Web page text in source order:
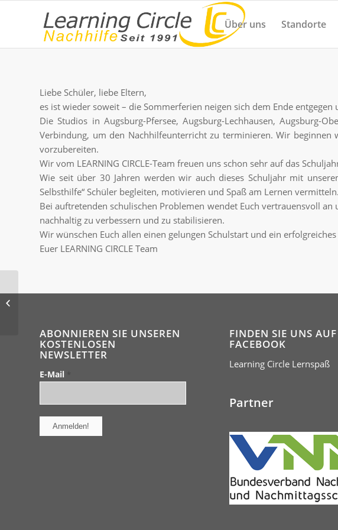
Über uns Standorte
Liebe Schüler, liebe Eltern,
es ist wieder soweit – die Sommerferien neigen sich dem Ende
Die Studios in Augsburg-Pfersee, Augsburg-Lechhausen, Augsburg-
Verbindung, um den Nachhilfeunterricht zu terminieren. Wir
vorzubereiten.
Wir vom LEARNING CIRCLE-Team freuen uns schon sehr auf das
Wie seit über 30 Jahren werden wir auch dieses Schuljahr mit
Selbsthilfe“ Schüler begleiten, motivieren und Spaß am Lernen vermitteln.
Bei auftretenden schulischen Problemen wendet Euch vertrauensvoll
nachhaltig zu verbessern und zu stabilisieren.
Wir wünschen Euch allen einen gelungen Schulstart und ein
Euer LEARNING CIRCLE Team
ABONNIEREN SIE UNSEREN
KOSTENLOSEN
NEWSLETTER
E-Mail
FINDEN SIE UNS AUF
FACEBOOK
Learning Circle Lernspaß
Partner
Nachhilfe in den